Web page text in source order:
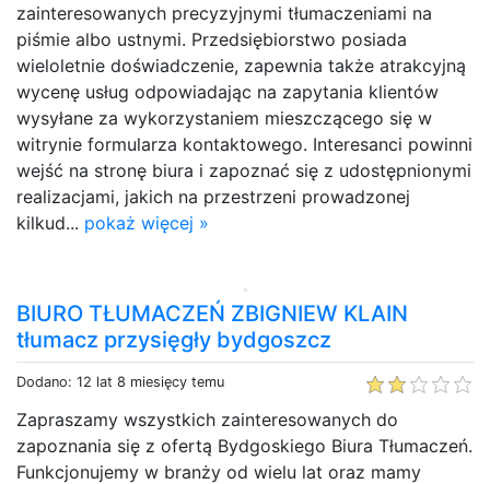
zainteresowanych precyzyjnymi tłumaczeniami na
piśmie albo ustnymi. Przedsiębiorstwo posiada
wieloletnie doświadczenie, zapewnia także atrakcyjną
wycenę usług odpowiadając na zapytania klientów
wysyłane za wykorzystaniem mieszczącego się w
witrynie formularza kontaktowego. Interesanci powinni
wejść na stronę biura i zapoznać się z udostępnionymi
realizacjami, jakich na przestrzeni prowadzonej
kilkud... pokaż więcej »
BIURO TŁUMACZEŃ ZBIGNIEW KLAIN
tłumacz przysięgły bydgoszcz
Dodano: 12 lat 8 miesięcy temu
Zapraszamy wszystkich zainteresowanych do
zapoznania się z ofertą Bydgoskiego Biura Tłumaczeń.
Funkcjonujemy w branży od wielu lat oraz mamy